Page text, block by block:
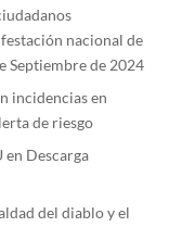
nacional de
Septiembre de 2024
incidencias en
de riesgo
en Descarga
del diablo y el